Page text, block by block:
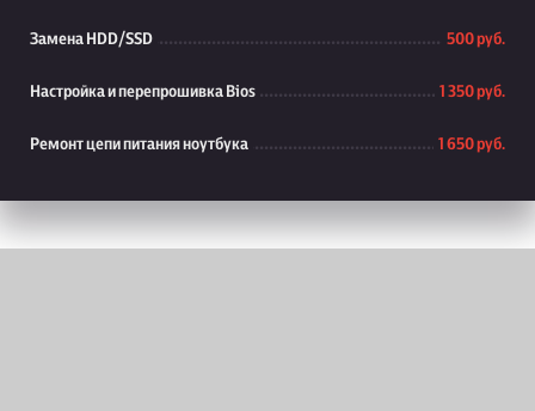
Замена HDD/SSD 500 руб.
Настройка и перепрошивка Bios 1 350 руб.
Ремонт цепи питания ноутбука 1 650 руб.